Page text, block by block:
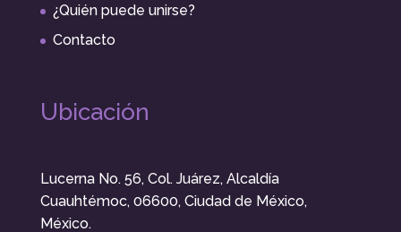
¿Quién puede unirse?
Contacto
Ubicación
Lucerna No. 56, Col. Juárez, Alcaldía
Cuauhtémoc, 06600, Ciudad de México,
México.